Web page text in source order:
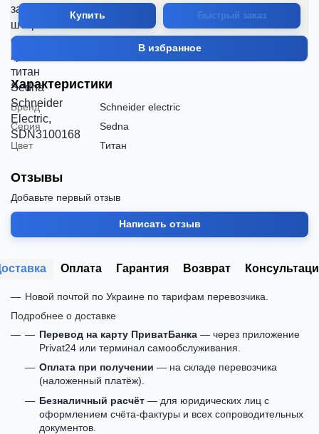
Купить Быстрый заказ
В избранное
Характеристики
Бренд
Schneider electric
Серия
Sedna
Цвет
Титан
Отзывы
Добавьте первый отзыв
Написать отзыв
Оплата Гарантия Возврат
Новой почтой по Украине по тарифам перевозчика.
Подробнее о доставке
Перевод на карту ПриватБанка — через приложение
Privat24 или терминал самообслуживания.
Оплата при получении — на складе перевозчика
(наложенный платёж).
Безналичный расчёт — для юридических лиц с
оформлением счёта-фактуры и всех сопроводительных
документов.